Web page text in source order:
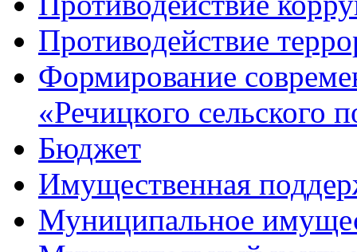
Противодействие
Формирование
«Речицкого сельского
Бюджет
Имущественная
Муниципальное